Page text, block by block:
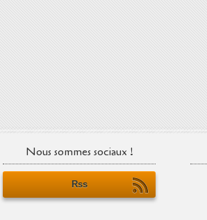
Nous sommes sociaux !
Rss